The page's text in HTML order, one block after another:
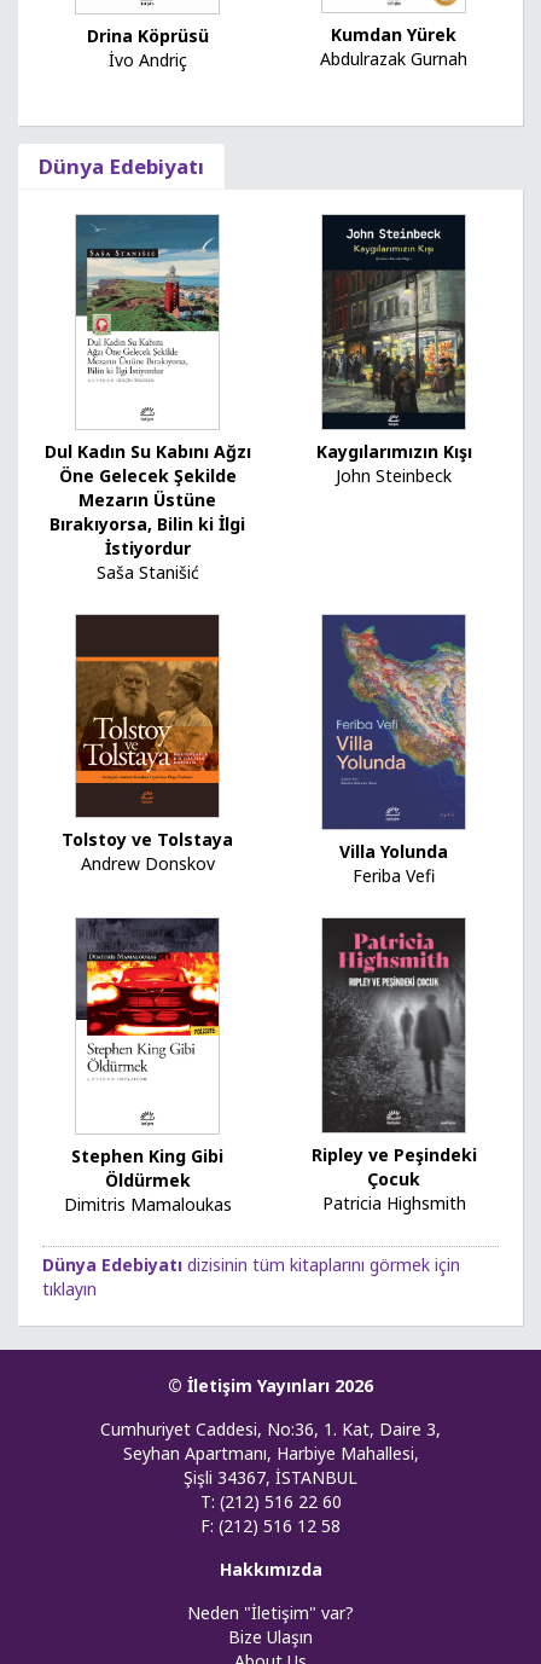
Drina Köprüsü
İvo Andriç
Kumdan Yürek
Abdulrazak Gurnah
Dünya Edebiyatı
Dul Kadın Su Kabını Ağzı
Öne Gelecek Şekilde
Mezarın Üstüne
Bırakıyorsa, Bilin ki İlgi
İstiyordur
Saša Stanišić
Kaygılarımızın Kışı
John Steinbeck
Tolstoy ve Tolstaya
Andrew Donskov
Villa Yolunda
Feriba Vefi
Stephen King Gibi
Öldürmek
Dimitris Mamaloukas
Ripley ve Peşindeki
Çocuk
Patricia Highsmith
Dünya Edebiyatı dizisinin tüm kitaplarını görmek için
tıklayın
© İletişim Yayınları 2026
Cumhuriyet Caddesi, No:36, 1. Kat, Daire 3,
Seyhan Apartmanı, Harbiye Mahallesi,
Şişli 34367, İSTANBUL
T: (212) 516 22 60
F: (212) 516 12 58
Hakkımızda
Neden "İletişim" var?
Bize Ulaşın